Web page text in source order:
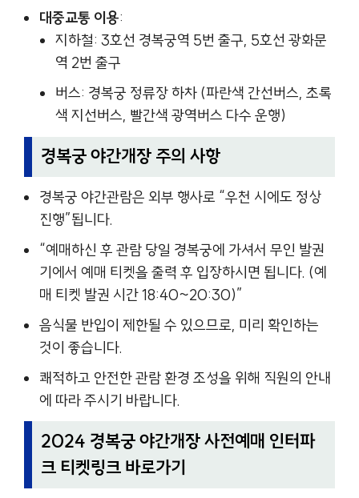
대중교통 이용:
지하철: 3호선 경복궁역 5번 출구, 5호선 광화문
역 2번 출구
버스: 경복궁 정류장 하차 (파란색 간선버스, 초록
색 지선버스, 빨간색 광역버스 다수 운행)
경복궁 야간개장 주의 사항
경복궁 야간관람은 외부 행사로 “우천 시에도 정상
진행”됩니다.
“예매하신 후 관람 당일 경복궁에 가셔서 무인 발권
기에서 예매 티켓을 출력 후 입장하시면 됩니다. (예
매 티켓 발권 시간 18:40~20:30)”
음식물 반입이 제한될 수 있으므로, 미리 확인하는
것이 좋습니다.
쾌적하고 안전한 관람 환경 조성을 위해 직원의 안내
에 따라 주시기 바랍니다.
2024 경복궁 야간개장 사전예매 인터파
크 티켓링크 바로가기